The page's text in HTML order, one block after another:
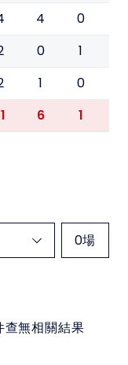
4 0
0 1
1 0
6 1
0場
查無相關結果